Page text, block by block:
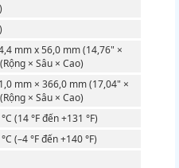
mm x 56,0 mm (14,76" ×
× Sâu × Cao)
mm × 366,0 mm (17,04" ×
× Sâu × Cao)
(14 °F đến +131 °F)
(–4 °F đến +140 °F)